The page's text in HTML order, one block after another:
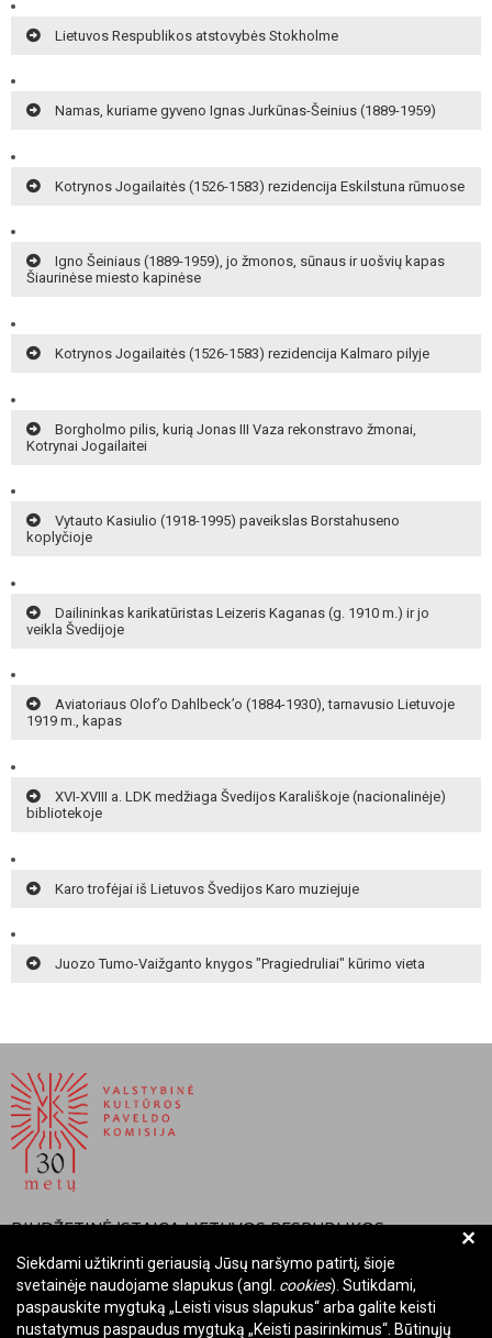
Lietuvos Respublikos atstovybės Stokholme
Namas, kuriame gyveno Ignas Jurkūnas-Šeinius (1889-1959)
Kotrynos Jogailaitės (1526-1583) rezidencija Eskilstuna rūmuose
Igno Šeiniaus (1889-1959), jo žmonos, sūnaus ir uošvių kapas
Šiaurinėse miesto kapinėse
Kotrynos Jogailaitės (1526-1583) rezidencija Kalmaro pilyje
Borgholmo pilis, kurią Jonas III Vaza rekonstravo žmonai,
Kotrynai Jogailaitei
Vytauto Kasiulio (1918-1995) paveikslas Borstahuseno
koplyčioje
Dailininkas karikatūristas Leizeris Kaganas (g. 1910 m.) ir jo
veikla Švedijoje
Aviatoriaus Olof’o Dahlbeck’o (1884-1930), tarnavusio Lietuvoje
1919 m., kapas
XVI-XVIII a. LDK medžiaga Švedijos Karališkoje (nacionalinėje)
bibliotekoje
Karo trofėjai iš Lietuvos Švedijos Karo muziejuje
Juozo Tumo-Vaižganto knygos "Pragiedruliai" kūrimo vieta
BIUDŽETINĖ ĮSTAIGA LIETUVOS RESPUBLIKOS
VALSTYBINĖ KULTŪROS PAVELDO KOMISIJA
Įmonės kodas: Juridinių asmenų registre 288700520
Adresas: Rūdninkų g. 13, 01135 Vilnius
+
Siekdami užtikrinti geriausią Jūsų naršymo patirtį, šioje
svetainėje naudojame slapukus (angl. cookies). Sutikdami,
paspauskite mygtuką „Leisti visus slapukus“ arba galite keisti
nustatymus paspaudus mygtuką „Keisti pasirinkimus“. Būtinųjų